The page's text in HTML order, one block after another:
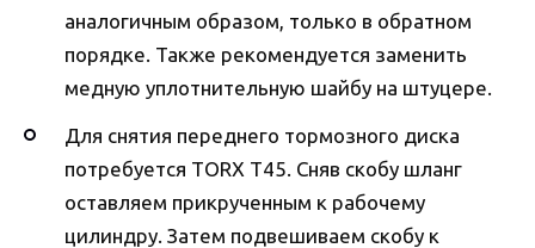
аналогичным образом, только в обратном
порядке. Также рекомендуется заменить
медную уплотнительную шайбу на штуцере.
Для снятия переднего тормозного диска
потребуется TORX T45. Сняв скобу шланг
оставляем прикрученным к рабочему
цилиндру. Затем подвешиваем скобу к